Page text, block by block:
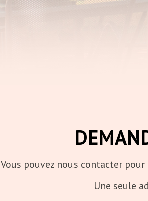
Vous pouvez nous contacter
Une seule